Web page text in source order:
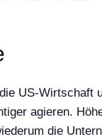
US-
agieren.
die